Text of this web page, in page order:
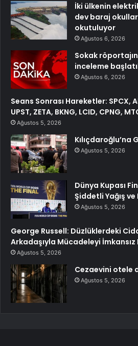
İki ülkenin
dev baraj
okutuluyor
Ağustos 6, 2026
Sokak
inceleme
Ağustos 6, 2026
Seans Sonrası Hareketler: SPCX,
UPST, ZETA, BKNG, LCID, CPNG,
Ağustos 5, 2026
Kılıçdaroğlu’na
Ağustos 5, 2026
Dünya Kupası
Şiddetli Yağış ve
Ağustos 5, 2026
George Russell: Düzlüklerdeki
Arkadaşıyla Mücadeleyi İmkansız
Ağustos 5, 2026
Cezaevini otele
Ağustos 5, 2026